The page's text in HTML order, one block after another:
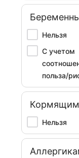
Нельзя
С учетом
польза/
Кормящим
Нельзя